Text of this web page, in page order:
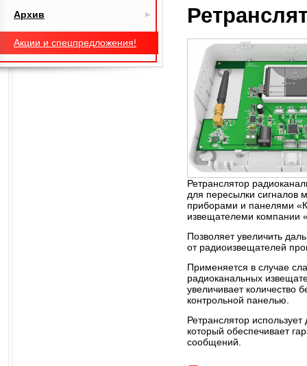
Ретранслятор
для пересылки сигналов
приборами и панелями
извещателеми компании
Позволяет увеличить
от радиоизвещателей
Применяется в случае
радиоканальных
увеличивает количество
контрольной панелью.
Ретранслятор
который обеспечивает
сообщений.
Архив
Акции и спецпредложения!